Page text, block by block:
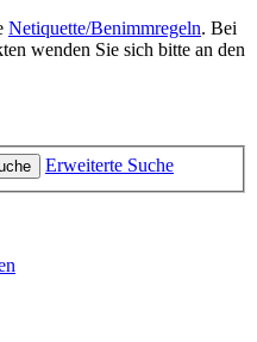
Netiquette/Benimmregeln. Bei
wenden Sie sich bitte an den
Erweiterte Suche